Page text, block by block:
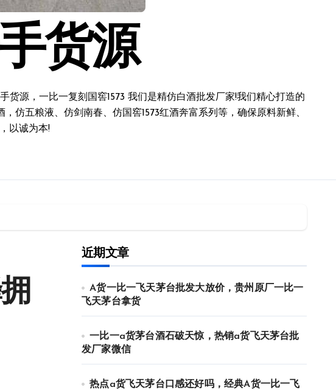
货源
源，一比一复刻国窖1573 我们是精仿白酒批发厂家!我们精心打造的
仿五粮液、仿剑南春、仿国窖1573红酒奔富系列等，确保原料新鲜、
以诚为本!
近期文章
A货一比一飞天茅台批发大放价，贵州原厂一比一
飞天茅台拿货
一比一a货茅台酒石破天惊，热销a货飞天茅台批
发厂家微信
热点a货飞天茅台口感还好吗，经典A货一比一飞